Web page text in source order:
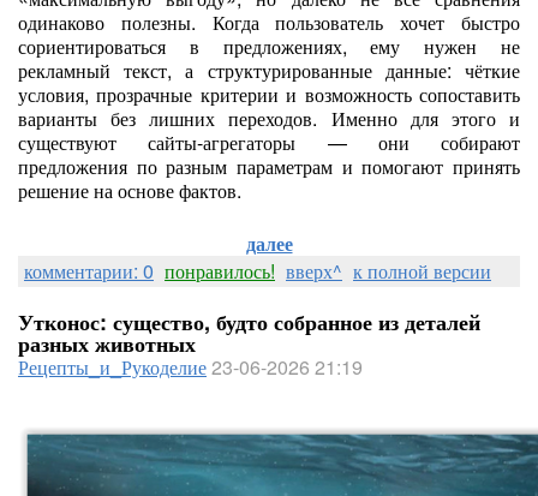
одинаково полезны. Когда пользователь хочет быстро
сориентироваться в предложениях, ему нужен не
рекламный текст, а структурированные данные: чёткие
условия, прозрачные критерии и возможность сопоставить
варианты без лишних переходов. Именно для этого и
существуют сайты-агрегаторы — они собирают
предложения по разным параметрам и помогают принять
решение на основе фактов.
далее
комментарии: 0 понравилось! вверх^ к полной версии
Утконос: существо, будто собранное из деталей
разных животных
Рецепты_и_Рукоделие23-06-2026 21:19